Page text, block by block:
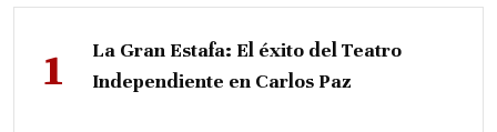
La Gran Estafa: El éxito del Teatro
Independiente en Carlos Paz